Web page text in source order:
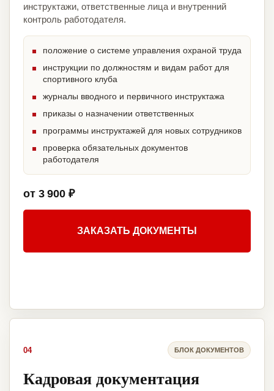
инструктажи, ответственные лица и внутренний
контроль работодателя.
положение о системе управления охраной труда
инструкции по должностям и видам работ для
спортивного клуба
журналы вводного и первичного инструктажа
приказы о назначении ответственных
программы инструктажей для новых сотрудников
проверка обязательных документов
работодателя
от 3 900 ₽
ЗАКАЗАТЬ ДОКУМЕНТЫ
04 БЛОК ДОКУМЕНТОВ
Кадровая документация